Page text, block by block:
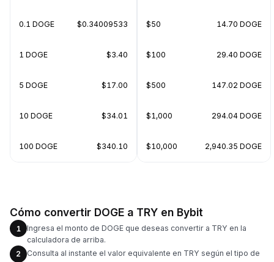
0.1 DOGE $0.34009533
1 DOGE $3.40
5 DOGE $17.00
10 DOGE $34.01
100 DOGE $340.10
$50 14.70 DOGE
$100 29.40 DOGE
$500 147.02 DOGE
$1,000 294.04 DOGE
$10,000 2,940.35 DOGE
Cómo convertir DOGE a TRY en Bybit
1
Ingresa el monto de DOGE que deseas convertir a TRY en la
calculadora de arriba.
2
Consulta al instante el valor equivalente en TRY según el tipo de